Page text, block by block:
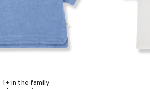
1+ in the family